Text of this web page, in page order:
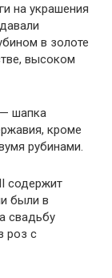
на украшения
в золоте
высоком
шапка
кроме
рубинами.
содержит
были в
свадьбу
роз с